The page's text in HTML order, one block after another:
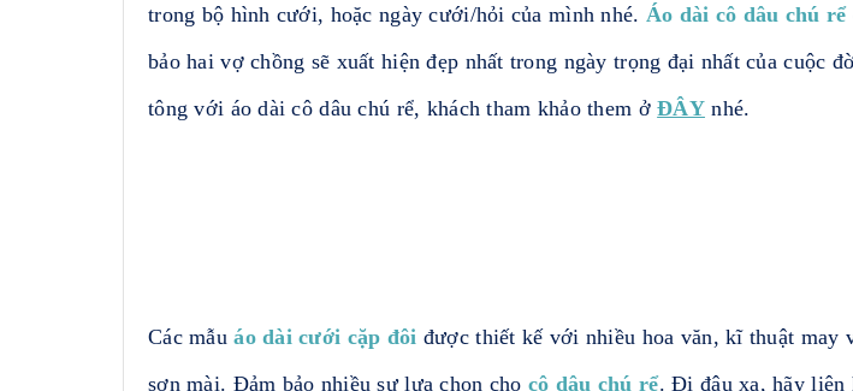
trong bộ hình cưới, hoặc ngày cưới/hỏi của mình nhé. Áo dài cô dâu chú rể
bảo hai vợ chồng sẽ xuất hiện đẹp nhất trong ngày trọng đại nhất của cuộc
tông với áo dài cô dâu chú rể, khách tham khảo them ởĐÂYnhé.
Các mẫuáo dài cưới cặp đôi được thiết kế với nhiều hoa văn, kĩ thuật may
sơn mài. Đảm bảo nhiều sự lựa chọn cho cô dâu chú rể. Đi đâu xa, hãy liên